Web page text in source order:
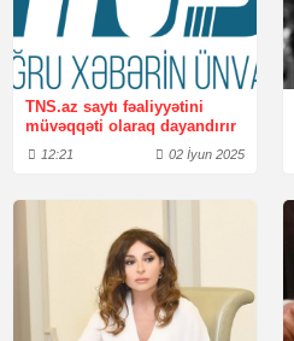
TNS.az saytı fəaliyyətini
müvəqqəti olaraq dayandırır
12:21 02 İyun 2025